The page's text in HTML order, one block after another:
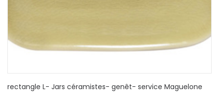
rectangle L- Jars céramistes- genêt- service Maguelone